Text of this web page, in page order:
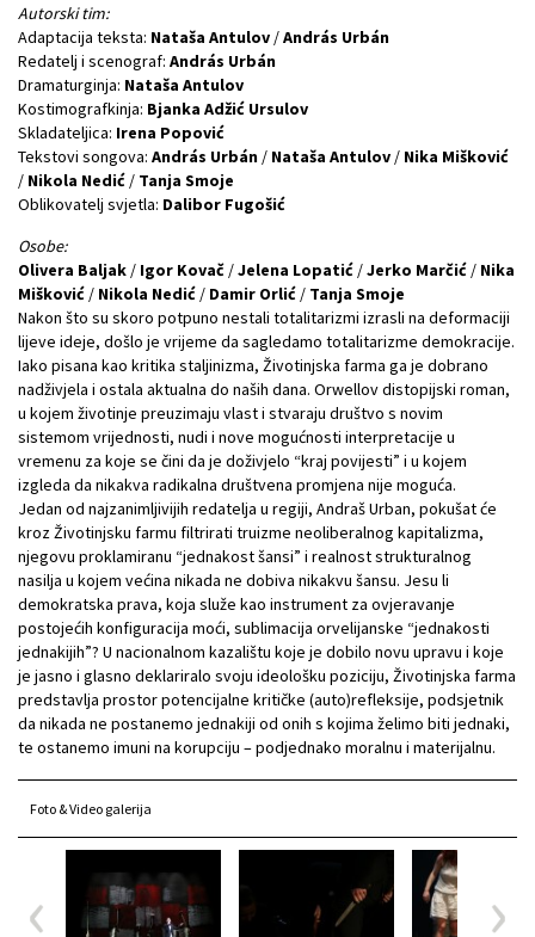
Autorski tim:
Adaptacija teksta: Nataša Antulov /András Urbán
Redatelj i scenograf: András Urbán
Dramaturginja: Nataša Antulov
Kostimografkinja: Bjanka Adžić Ursulov
Skladateljica: Irena Popović
Tekstovi songova: András Urbán / Nataša Antulov / Nika Mišković
/ Nikola Nedić / Tanja Smoje
Oblikovatelj svjetla: Dalibor Fugošić
Osobe:
Olivera Baljak / Igor Kovač /Jelena Lopatić /Jerko Marčić / Nika
Mišković / Nikola Nedić / Damir Orlić / Tanja Smoje
Nakon što su skoro potpuno nestali totalitarizmi izrasli na deformaciji
lijeve ideje, došlo je vrijeme da sagledamo totalitarizme demokracije.
Iako pisana kao kritika staljinizma, Životinjska farma ga je dobrano
nadživjela i ostala aktualna do naših dana. Orwellov distopijski roman,
u kojem životinje preuzimaju vlast i stvaraju društvo s novim
sistemom vrijednosti, nudi i nove mogućnosti interpretacije u
vremenu za koje se čini da je doživjelo “kraj povijesti” i u kojem
izgleda da nikakva radikalna društvena promjena nije moguća.
Jedan od najzanimljivijih redatelja u regiji, Andraš Urban, pokušat će
kroz Životinjsku farmu filtrirati truizme neoliberalnog kapitalizma,
njegovu proklamiranu “jednakost šansi” i realnost strukturalnog
nasilja u kojem većina nikada ne dobiva nikakvu šansu. Jesu li
demokratska prava, koja služe kao instrument za ovjeravanje
postojećih konfiguracija moći, sublimacija orvelijanske “jednakosti
jednakijih”? U nacionalnom kazalištu koje je dobilo novu upravu i koje
je jasno i glasno deklariralo svoju ideološku poziciju, Životinjska farma
predstavlja prostor potencijalne kritičke (auto)refleksije, podsjetnik
da nikada ne postanemo jednakiji od onih s kojima želimo biti jednaki,
te ostanemo imuni na korupciju – podjednako moralnu i materijalnu.
Foto & Video galerija